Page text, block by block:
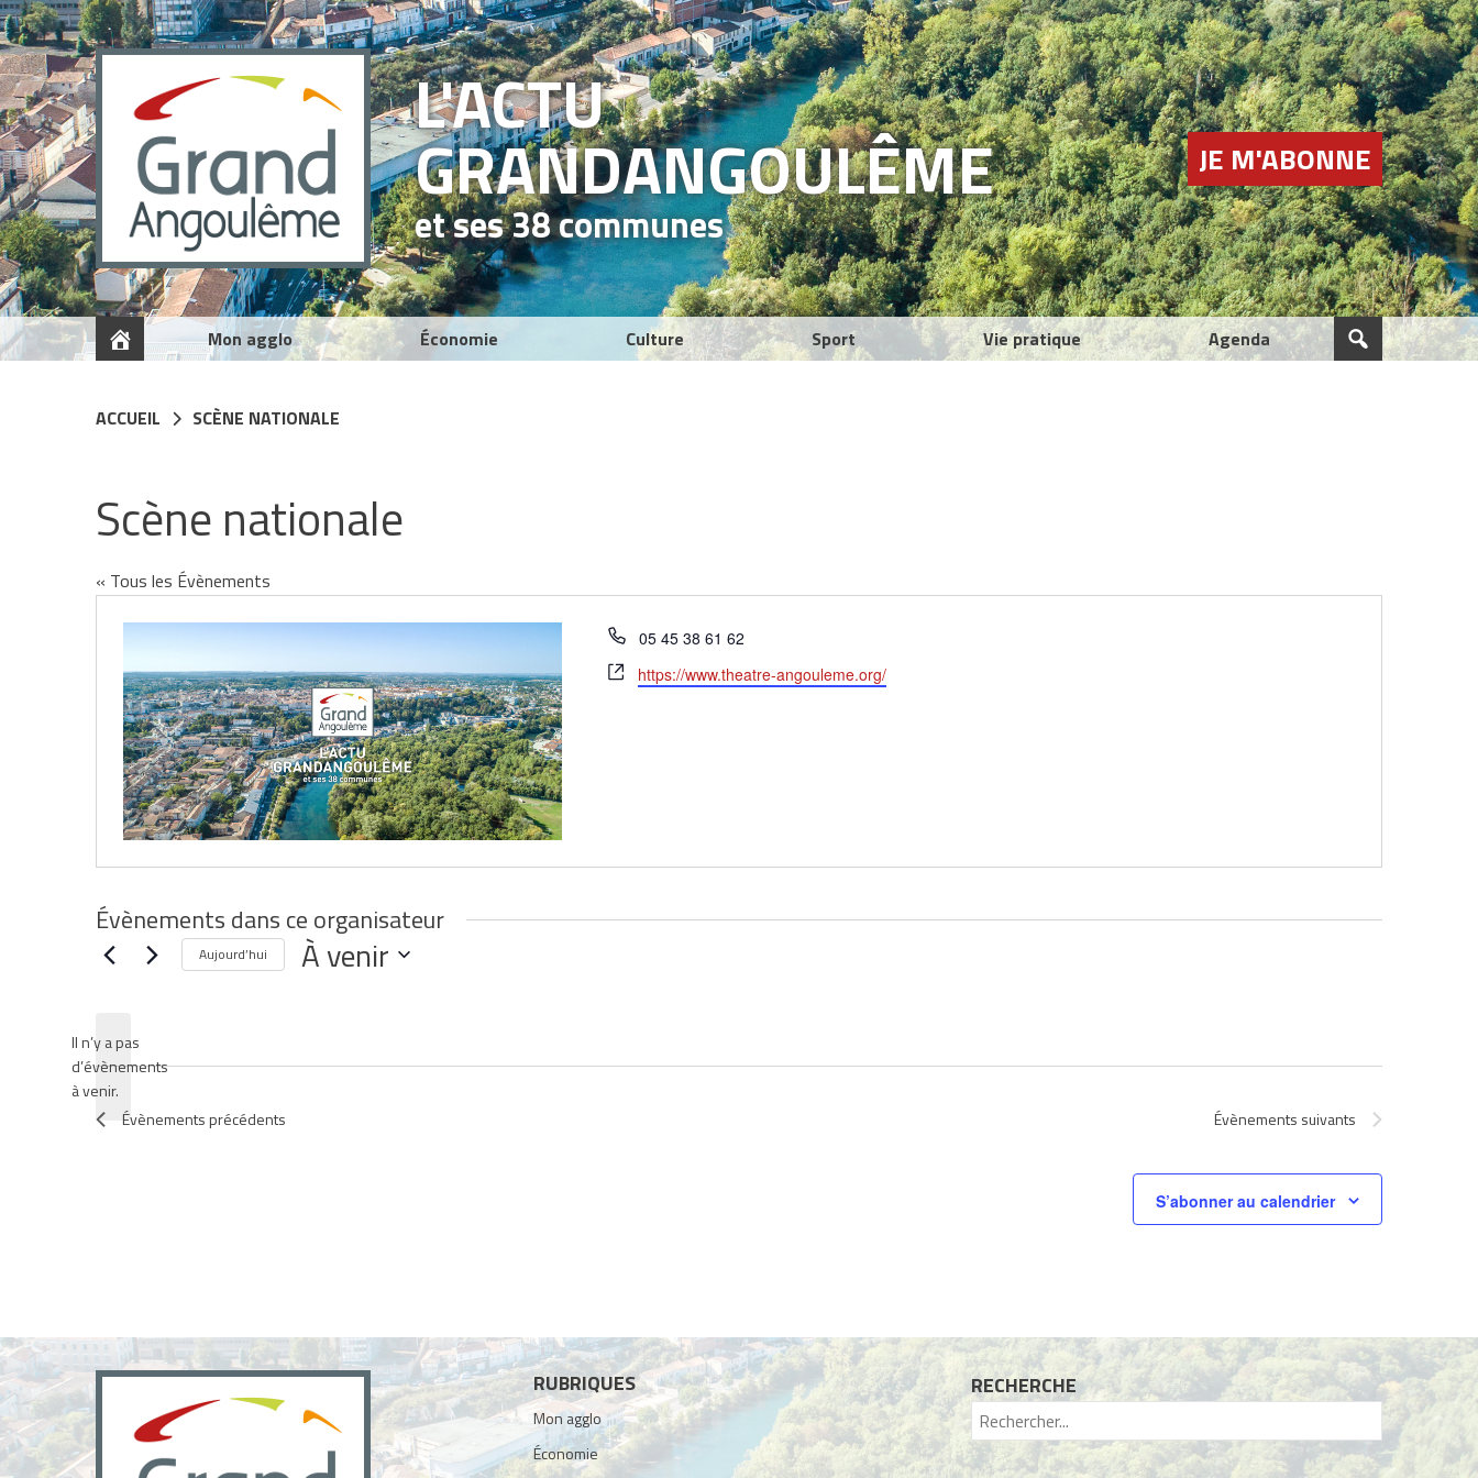
L'ACTU
GRANDANGOULÊME
et ses 38 communes
JE M'ABONNE
Mon agglo Économie Culture Sport Vie pratique Agenda
ACCUEIL SCÈNE NATIONALE
Scène nationale
« Tous les Évènements
Téléphone
05 45 38 61 62
Site
web
https://www.theatre-angouleme.org/
Évènements dans ce organisateur
Notice
Il n’y a pas
d’évènements
à venir.
Aujourd’hui À venir
Évènementsprécédents Évènements suivants
S’abonner au calendrier
RUBRIQUES
Mon agglo
Économie
RECHERCHE
Panneau de gestion des cookies